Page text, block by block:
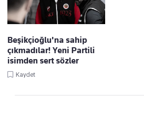
Beşikçioğlu'na sahip
çıkmadılar! Yeni Partili
isimden sert sözler
Kaydet